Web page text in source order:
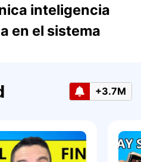
inteligencia
en el sistema
+3.7M